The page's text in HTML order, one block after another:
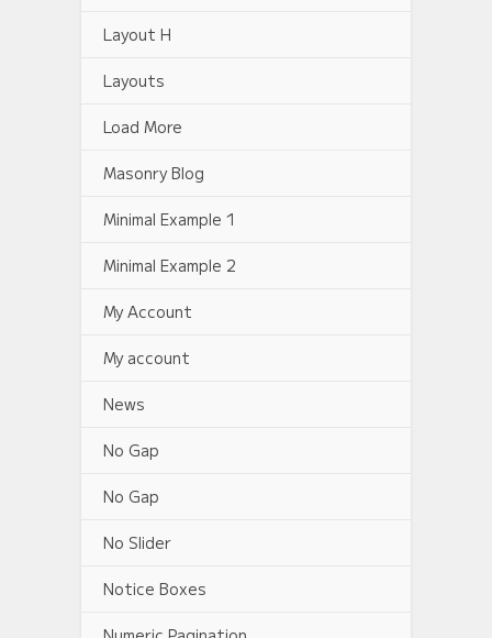
Layout H
Layouts
Load More
Masonry Blog
Minimal Example 1
Minimal Example 2
My Account
My account
News
No Gap
No Gap
No Slider
Notice Boxes